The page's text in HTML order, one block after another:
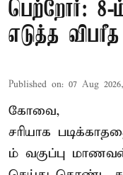
பெற்றோர்: 8-
எடுத்த விபரீத
Published on: 07 Aug
கோவை,
சரியாக
ம் வகுப்பு